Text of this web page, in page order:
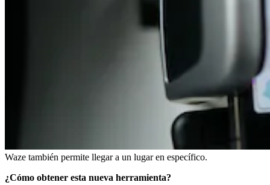
Waze también permite llegar a un lugar en específico.
¿Cómo obtener esta nueva herramienta?